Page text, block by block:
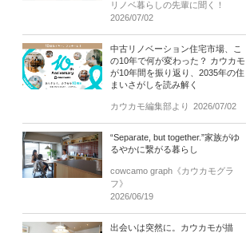
リノベ暮らしの先輩に聞く！
2026/07/02
中古リノベーション住宅市場、こ
の10年で何が変わった？ カウカモ
が10年間を振り返り、2035年の住
まいさがしを読み解く
カウカモ編集部より 2026/07/02
“Separate, but together.”家族がゆ
るやかに繋がる暮らし
cowcamo graph《カウカモグラ
フ》
2026/06/19
出会いは突然に。カウカモが描